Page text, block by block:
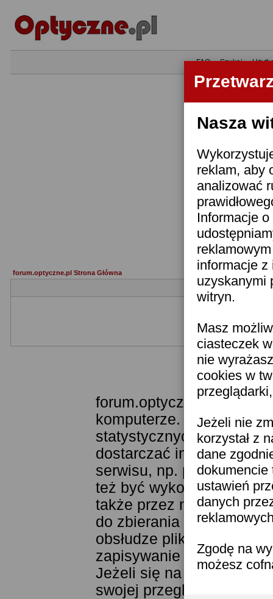
Nasza
reklam, aby
analizować
Informacje
informacje z
uzyskanymi
witryn.
Masz
ciasteczek
nie
cookies w
Jeżeli nie
korzystał z
dane
dokumencie
ustawień
danych
Zgodę na
możesz
•FAQ•Szukaj•
forum.optyczne.pl Strona Główna
Jeżeli nie jesteś
forum.optyczne.pl
komputerze.
statystycznych. Pozwala
dostarczać im
serwisu, np. poprzez
też być wykorzystywane
także przez narzędzie
do zbierania statystyk.
obsłudze plików cookies
zapisywanie ich w
Jeżeli się na to nie
swojej przeglądarki.